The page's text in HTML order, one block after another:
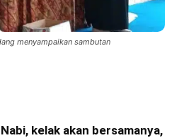
menyampaikan sambutan
kelak akan bersamanya,